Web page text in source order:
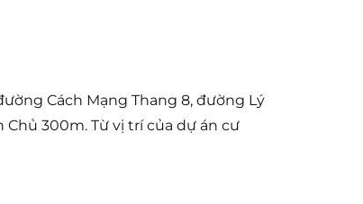
Cách Mạng Thang 8, đường Lý
300m. Từ vị trí của dự án cư